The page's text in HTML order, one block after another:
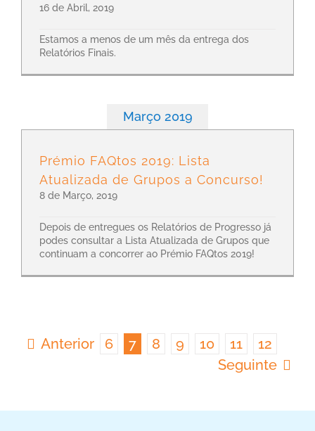
16 de Abril, 2019
Estamos a menos de um mês da entrega dos
Relatórios Finais.
Março 2019
Prémio FAQtos 2019: Lista
Atualizada de Grupos a Concurso!
8 de Março, 2019
Depois de entregues os Relatórios de Progresso já
podes consultar a Lista Atualizada de Grupos que
continuam a concorrer ao Prémio FAQtos 2019!
Anterior 6 7 8 9 10 11
12
Seguinte